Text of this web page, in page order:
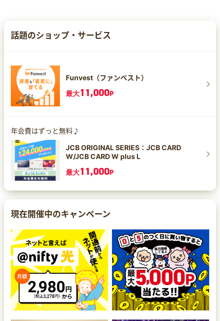
話題のショップ・サービス
Funvest（ファンベスト）
最大11,000P
年会費はずっと無料♪
JCB ORIGINAL SERIES：JCB CARD
W/JCB CARD W plus L
最大11,000P
現在開催中のキャンペーン